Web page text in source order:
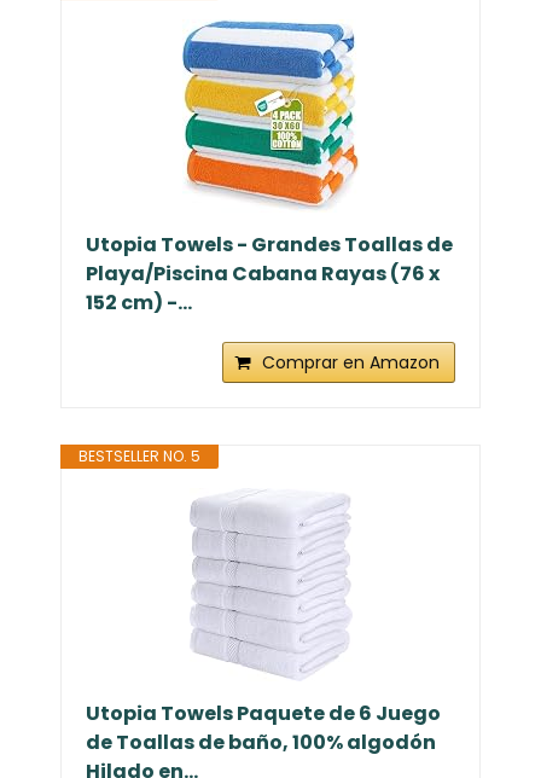
Utopia Towels - Grandes Toallas de
Playa/Piscina Cabana Rayas (76 x
152 cm) -...
Comprar en Amazon
BESTSELLER NO. 5
Utopia Towels Paquete de 6 Juego
de Toallas de baño, 100% algodón
Hilado en...